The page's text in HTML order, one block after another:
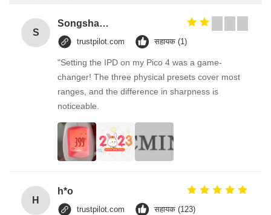
S
Songshang
trustpilot.com सहायक (1)
"Setting the IPD on my Pico 4 was a game-
changer! The three physical presets cover most
ranges, and the difference in sharpness is
noticeable.
H
h*o
trustpilot.com सहायक (123)